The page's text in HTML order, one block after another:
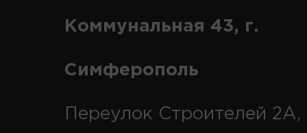
Коммунальная 43, г.
Симферополь
Переулок Строителей 2А,